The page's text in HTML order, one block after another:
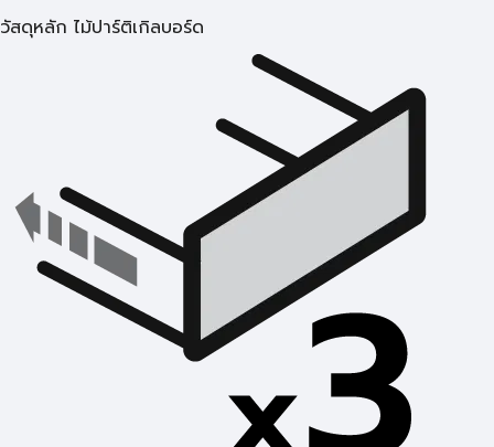
วัสดุหลัก ไม้ปาร์ติเกิลบอร์ด